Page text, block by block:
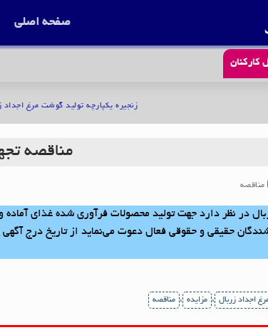
صفحه اصلی
کارکنان
زنجیره یکپارچه تولید گوشت مرغ اجداد
مناقصه
مناقصه
در نظر دارد جهت تولید محصولات فرآوری شده غذای آماده
اجداد زربال ، مزایده ، مناقصه